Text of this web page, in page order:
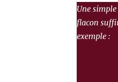
Une
flacon
exemple :